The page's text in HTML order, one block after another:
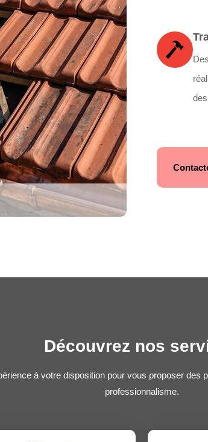
Découvrez nos
à votre disposition pour vous proposer
professionnalisme.